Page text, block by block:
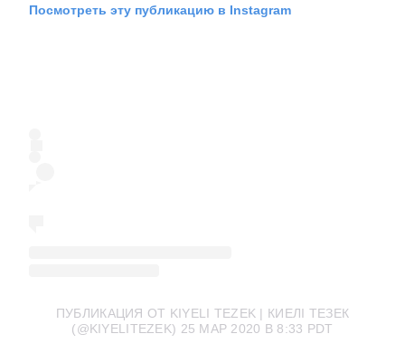
Посмотреть эту публикацию в Instagram
ПУБЛИКАЦИЯ ОТ KIYELI TEZEK | КИЕЛІ ТЕЗЕК
(@KIYELITEZEK) 25 МАР 2020 В 8:33 PDT